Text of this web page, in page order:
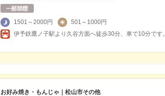
1501～2000円
501～1000円
伊予鉄鷹ノ子駅より久谷方面へ徒歩30分、車で10分です。
お好み焼き・もんじゃ｜松山市その他